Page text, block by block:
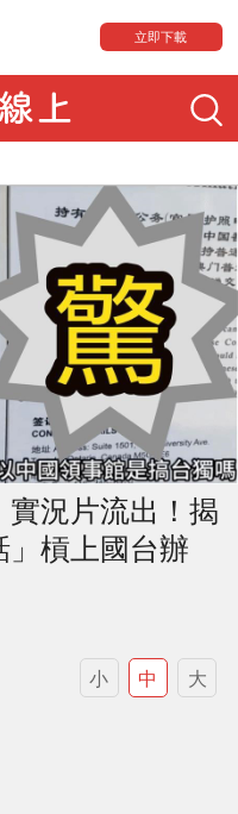
立即下載
實況片流出！揭
」槓上國台辦
小 中 大